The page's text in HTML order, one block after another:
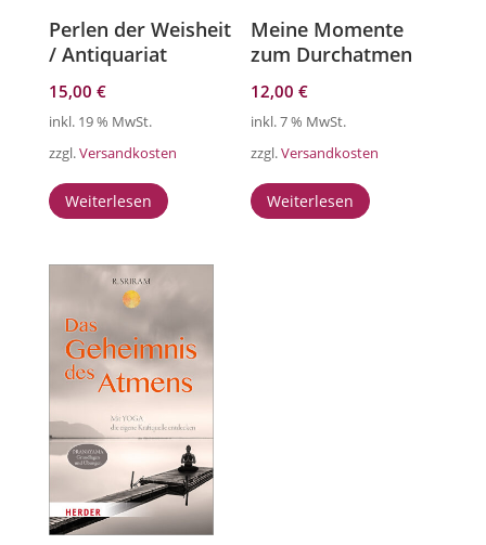
Perlen der Weisheit
/ Antiquariat
15,00 €
inkl. 19 % MwSt.
zzgl.Versandkosten
Weiterlesen
Meine Momente
zum Durchatmen
12,00€
inkl. 7 % MwSt.
zzgl.Versandkosten
Weiterlesen